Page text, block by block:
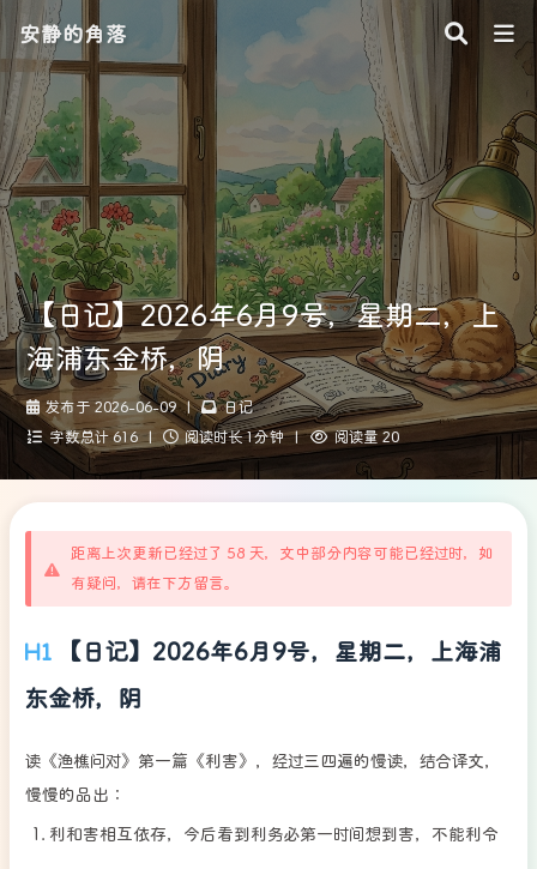
安静的角落
【日记】2026年6月9号，星期二，上
海浦东金桥，阴
发布于 2026-06-09 |
日记
字数总计 616 | 阅读时长 1分钟 | 阅读量 20
距离上次更新已经过了 58 天，文中部分内容可能已经过时，如
有疑问，请在下方留言。
【日记】2026年6月9号，星期二，上海浦
东金桥，阴
读《渔樵问对》第一篇《利害》，经过三四遍的慢读，结合译文，
慢慢的品出：
利和害相互依存，今后看到利务必第一时间想到害，不能利令